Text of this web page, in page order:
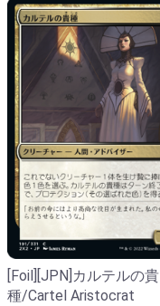
[Foil][JPN]カルテルの貴
種/Cartel Aristocrat